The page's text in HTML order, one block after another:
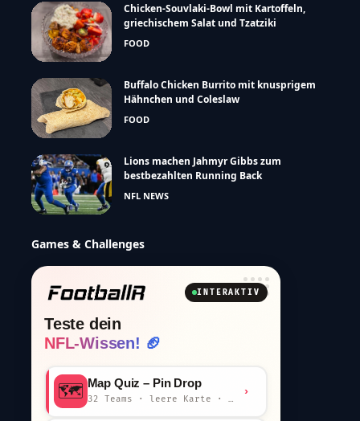
Chicken-Souvlaki-Bowl mit Kartoffeln,
griechischem Salat und Tzatziki
FOOD
Buffalo Chicken Burrito mit knusprigem
Hähnchen und Coleslaw
FOOD
Lions machen Jahmyr Gibbs zum
bestbezahlten Running Back
NFL NEWS
Games & Challenges
INTERAKTIV
Teste dein
NFL-Wissen! 🏈
🗺️ Map Quiz – Pin Drop
32 Teams · leere Karte · km-Wertung
›